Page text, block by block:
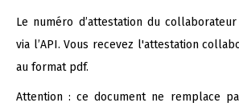
Le numéro d’attestation du
via l’API. Vous recevez l'attestation
au format pdf.
Attention : ce document ne remplace